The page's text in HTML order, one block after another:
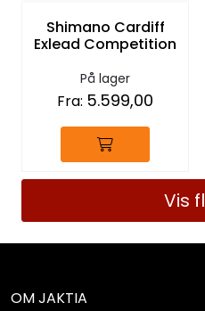
Shimano Cardiff
Exlead Competition
På lager
Fra: 5.599,00
Vis
OM JAKTIA